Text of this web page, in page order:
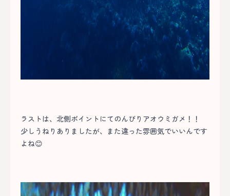
ラストは、北側ポイントにてのんびりアオウミガメ！！
少しうねりありましたが、また違った雰囲気でいいんです
よね😊